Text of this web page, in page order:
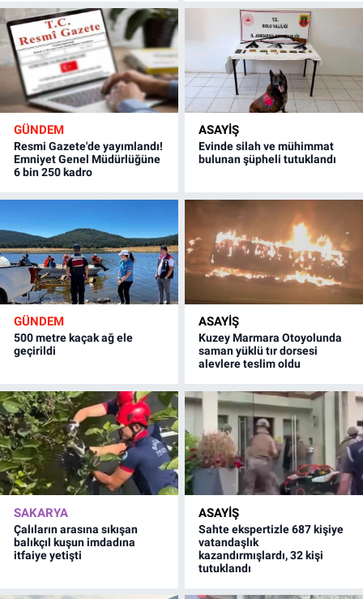
GÜNDEM
Resmi Gazete'de yayımlandı!
Emniyet Genel Müdürlüğüne
6 bin 250 kadro
ASAYİŞ
Evinde silah ve mühimmat
bulunan şüpheli tutuklandı
GÜNDEM
500 metre kaçak ağ ele
geçirildi
ASAYİŞ
Kuzey Marmara Otoyolunda
saman yüklü tır dorsesi
alevlere teslim oldu
SAKARYA
Çalıların arasına sıkışan
balıkçıl kuşun imdadına
itfaiye yetişti
ASAYİŞ
Sahte ekspertizle 687 kişiye
vatandaşlık
kazandırmışlardı, 32 kişi
tutuklandı